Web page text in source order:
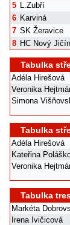
5 L.Zubří
6 Karviná
7 SK Žeravice
8 HC Nový Jičín
Tabulka
Adéla Hirešová
Veronika
Simona
Tabulka
Adéla Hirešová
Kateřina
Veronika
Tabulka
Markéta
Irena Ivičicová